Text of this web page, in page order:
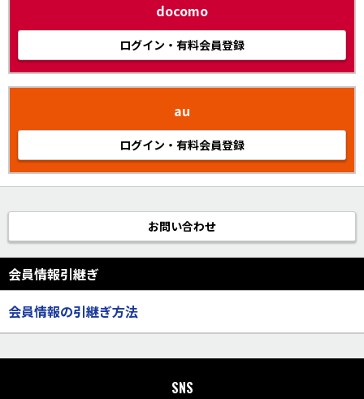
docomo
ログイン・有料会員登録
au
ログイン・有料会員登録
お問い合わせ
会員情報引継ぎ
会員情報の引継ぎ方法
SNS